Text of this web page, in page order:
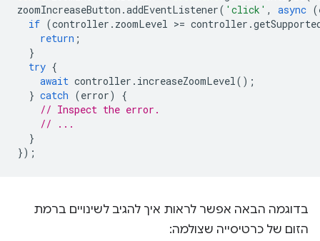
zoomIncreaseButton .addEventListener( 'click' , async (
if (controller . zoomLevel >= controller .
return ;
}
try {
await controller . increaseZoomLevel();
} catch (error)
{
// Inspect the error.
// ...
}
});
בדוגמה הבאה אפשר לראות איך להגיב לשינויים ברמת
הזום של כרטיסייה שצולמה: